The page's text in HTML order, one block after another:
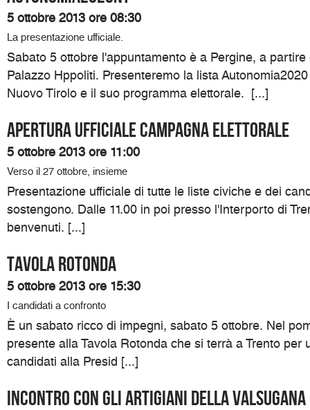
5 ottobre 2013 ore 08:30
La presentazione ufficiale.
Sabato 5 ottobre l'appuntamento è a Pergine, a
Palazzo Hppoliti. Presenteremo la lista
Nuovo Tirolo e il suo programma elettorale. [...]
Apertura ufficiale campagna elettorale
5 ottobre 2013 ore 11:00
Verso il 27 ottobre, insieme
Presentazione ufficiale di tutte le liste civiche e dei
sostengono. Dalle 11.00 in poi presso l'Interporto di
benvenuti. [...]
Tavola rotonda
5 ottobre 2013 ore 15:30
I candidati a confronto
È un sabato ricco di impegni, sabato 5 ottobre. Nel
presente alla Tavola Rotonda che si terrà a Trento per
candidati alla Presid [...]
Incontro con gli artigiani della Valsugana